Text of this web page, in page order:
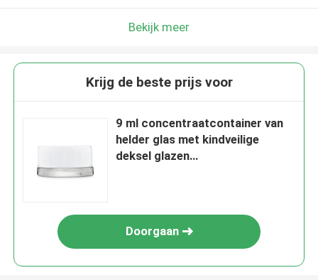
Bekijk meer
Krijg de beste prijs voor
9 ml concentraatcontainer van
helder glas met kindveilige
deksel glazen
Doorgaan